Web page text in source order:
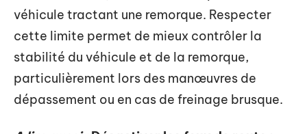
véhicule tractant une remorque. Respecter
cette limite permet de mieux contrôler la
stabilité du véhicule et de la remorque,
particulièrement lors des manœuvres de
dépassement ou en cas de freinage brusque.